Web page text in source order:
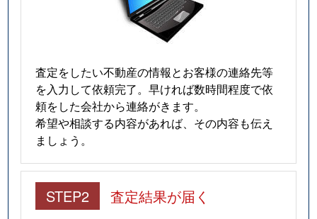
査定をしたい不動産の情報とお客様の連絡先等
を入力して依頼完了。早ければ数時間程度で依
頼をした会社から連絡がきます。
希望や相談する内容があれば、その内容も伝え
ましょう。
STEP2 査定結果が届く